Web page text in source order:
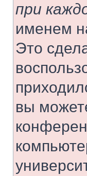
при
именем
Это
вы